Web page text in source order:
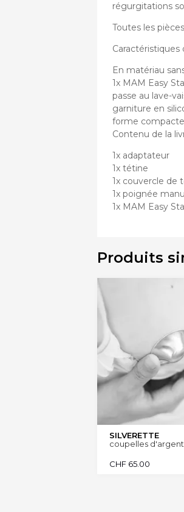
régurgitations
Toutes les
En matériau
1x MAM Easy
passe au lave-
garniture en
forme
Contenu de la
1x adaptateur
1x tétine
1x couvercle de
1x poignée
1x MAM Easy
Produits
SILVERETTE
coupelles d'argent
CHF 65.00